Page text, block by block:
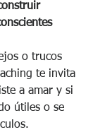
o trucos
te invita
a amar y si
útiles o se